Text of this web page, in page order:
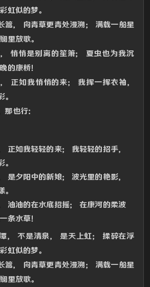
虹似的梦。
篙， 向青草更青处漫溯； 满载一船星
里放歌。
悄悄是别离的笙箫； 夏虫也为我沉
的康桥！
正如我悄悄的来； 我挥一挥衣袖，
。
那也行：
正如我轻轻的来； 我轻轻的招手，
。
是夕阳中的新娘； 波光里的艳影，
。
油油的在水底招摇； 在康河的柔波
条水草！
， 不是清泉， 是天上虹； 揉碎在浮
虹似的梦。
篙， 向青草更青处漫溯； 满载一船星
里放歌。